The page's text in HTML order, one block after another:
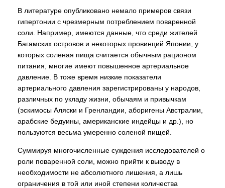
В литературе опубликовано немало примеров связи
гипертонии с чрезмерным потреблением поваренной
соли. Например, имеются данные, что среди жителей
Багамских островов и некоторых провинций Японии, у
которых соленая пища считается обычным рационом
питания, многие имеют повышенное артериальное
давление. В тоже время низкие показатели
артериального давления зарегистрированы у народов,
различных по укладу жизни, обычаям и привычкам
(эскимосы Аляски и Гренландии, аборигены Австралии,
арабские бедуины, американские индейцы и др.), но
пользуются весьма умеренно соленой пищей.
Суммируя многочисленные суждения исследователей о
роли поваренной соли, можно прийти к выводу в
необходимости не абсолютного лишения, а лишь
ограничения в той или иной степени количества